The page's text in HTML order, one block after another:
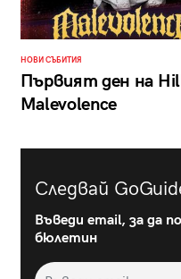
НОВИ СЪБИТИЯ
Първият ден на
Malevolence
Следвай
Въведи email, за да
бюлетин